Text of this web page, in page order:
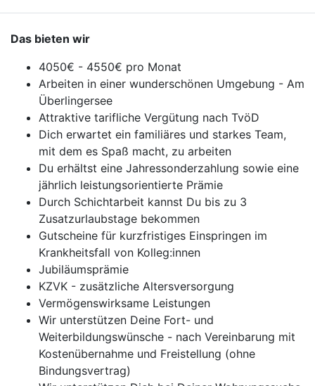
Das bieten wir
4050€ - 4550€ pro Monat
Arbeiten in einer wunderschönen Umgebung - Am
Überlingersee
Attraktive tarifliche Vergütung nach TvöD
Dich erwartet ein familiäres und starkes Team,
mit dem es Spaß macht, zu arbeiten
Du erhältst eine Jahressonderzahlung sowie eine
jährlich leistungsorientierte Prämie
Durch Schichtarbeit kannst Du bis zu 3
Zusatzurlaubstage bekommen
Gutscheine für kurzfristiges Einspringen im
Krankheitsfall von Kolleg:innen
Jubiläumsprämie
KZVK - zusätzliche Altersversorgung
Vermögenswirksame Leistungen
Wir unterstützen Deine Fort- und
Weiterbildungswünsche - nach Vereinbarung mit
Kostenübernahme und Freistellung (ohne
Bindungsvertrag)